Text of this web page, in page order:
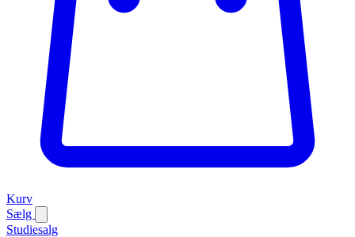
Kurv
Sælg
Studiesalg